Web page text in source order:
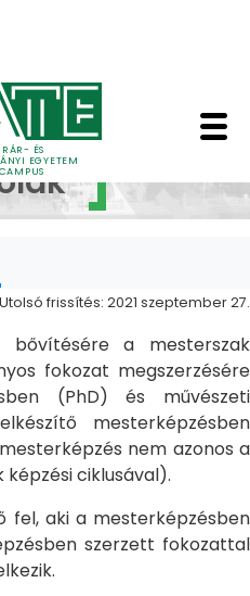
ÉS
EGYETEM
-
Utolsó frissítés: 2021 szeptember 27.
bővítésére a mesterszak
fokozat megszerzésére
(PhD) és művészeti
mesterképzésben
nem azonos a
ciklusával).
fel, aki a mesterképzésben
szerzett fokozattal